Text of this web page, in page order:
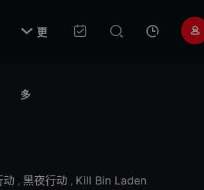
 更
多
动 , 黑夜行动 , Kill Bin Laden